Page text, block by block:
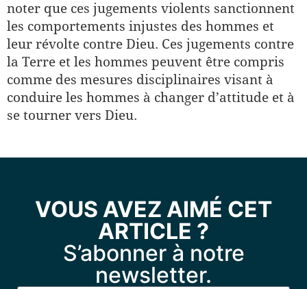
noter que ces jugements violents sanctionnent
les comportements injustes des hommes et
leur révolte contre Dieu. Ces jugements contre
la Terre et les hommes peuvent être compris
comme des mesures disciplinaires visant à
conduire les hommes à changer d’attitude et à
se tourner vers Dieu.
VOUS AVEZ AIMÉ CET
ARTICLE ?
S’abonner à notre
newsletter.